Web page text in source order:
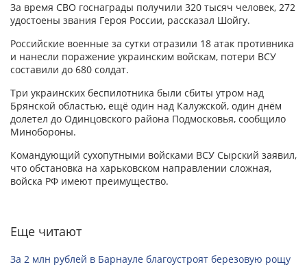
За время СВО госнаграды получили 320 тысяч человек, 272
удостоены звания Героя России, рассказал Шойгу.
Российские военные за сутки отразили 18 атак противника
и нанесли поражение украинским войскам, потери ВСУ
составили до 680 солдат.
Три украинских беспилотника были сбиты утром над
Брянской областью, ещё один над Калужской, один днём
долетел до Одинцовского района Подмосковья, сообщило
Минобороны.
Командующий сухопутными войсками ВСУ Сырский заявил,
что обстановка на харьковском направлении сложная,
войска РФ имеют преимущество.
Еще читают
За 2 млн рублей в Барнауле благоустроят березовую рощу